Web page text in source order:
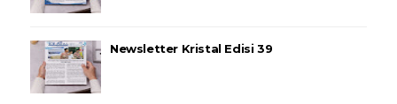
Newsletter Kristal Edisi 39